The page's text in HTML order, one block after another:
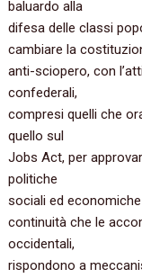
baluardo alla
difesa delle classi
cambiare la
anti-sciopero, con
confederali,
compresi quelli che
quello sul
Jobs Act, per
politiche
sociali ed
continuità che le
occidentali,
rispondono a